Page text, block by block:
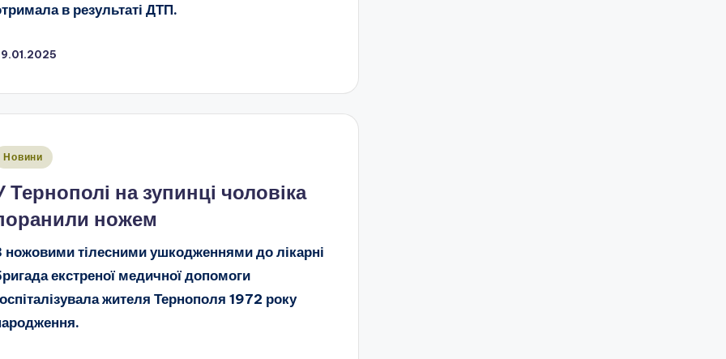
в результаті ДТП.
Новини
Тернополі на зупинці чоловіка
ножем
ножовими тілесними ушкодженнями до лікарні
екстреної медичної допомоги
жителя Тернополя 1972 року